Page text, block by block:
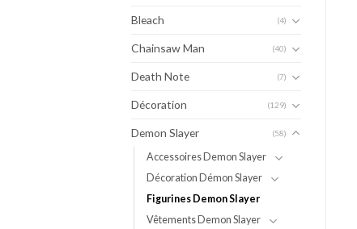
Bleach (4)
Chainsaw Man (40)
Death Note (7)
Décoration (129)
Demon Slayer (58)
Accessoires Demon Slayer
Décoration Démon Slayer
Figurines Demon Slayer
Vêtements Demon Slayer